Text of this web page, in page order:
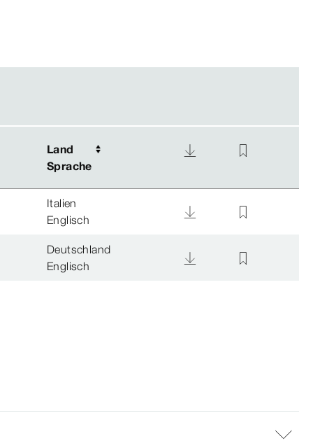
Land
Sprache
Land
Sprache
Italien
Englisch
Deutschland
Englisch